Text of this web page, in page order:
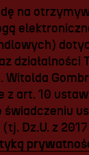
na
działalności
Witolda
z art. 10
świadczeniu
Dz.U. z 2017